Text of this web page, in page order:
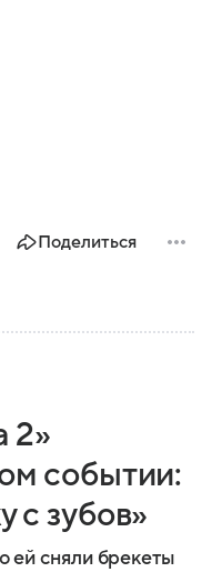
Поделиться
2»
событии:
с зубов»
ей сняли брекеты